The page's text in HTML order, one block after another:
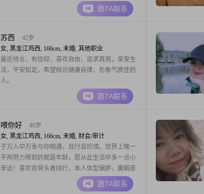
别专一，我从来不听他说了什么，我只想亲眼看见
他为我做了什么，毕竟耳听爱情的时代也过去了！
么几个！我的另一半的星座也是和金牛女绝配的土
象星座！想追我
跟TA联系
苏西
42岁
女, 黑龙江鸡西, 166cm, 未婚, 其他职业
最近待业，有信仰，喜欢自由，追求真我，享受生
活，平安知足，希望结识健康自律，形象气质佳的
人。
跟TA联系
喂你好
40岁
女, 黑龙江鸡西, 166cm, 未婚, 财会/审计
于万人中万幸与你相遇，且行且珍惜。世界上唯一
不用努力得到的就是年龄，愿从此生活中多一点小
幸运！喜欢肯骨头者绕行，本人体型偏胖，魔蝎座
跟TA联系